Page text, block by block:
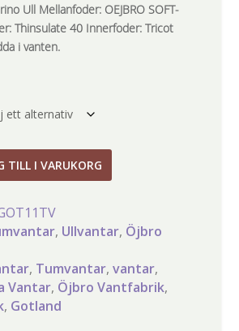
Ull Mellanfoder: OEJBRO SOFT-
Thinsulate 40 Innerfoder: Tricot
i vanten.
TILL I VARUKORG
, Ullvantar, Öjbro
, Tumvantar,vantar,
Vantar, Öjbro Vantfabrik,
, Gotland